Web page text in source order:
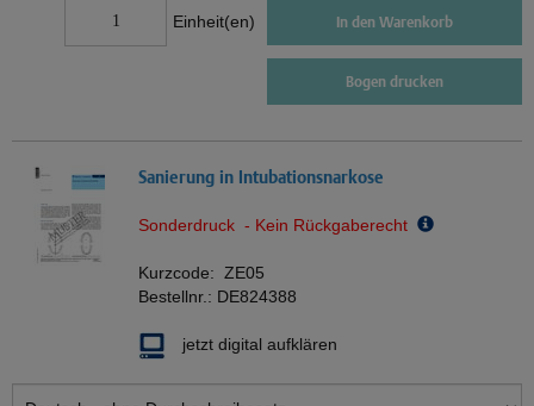
Einheit(en) In den Warenkorb
Bogen drucken
Sanierung in Intubationsnarkose
Sonderdruck - Kein Rückgaberecht
Kurzcode: ZE05
Bestellnr.: DE824388
jetzt digital aufklären